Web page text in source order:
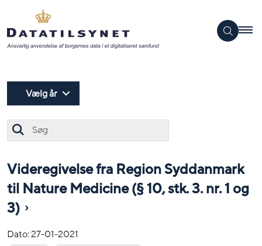
Vælg år
Videregivelse fra Region Syddanmark
til Nature Medicine (§ 10, stk. 3. nr. 1 og
3)
Dato:27-01-2021